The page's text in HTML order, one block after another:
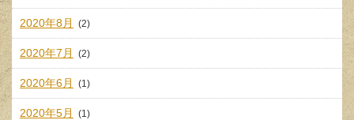
2020年8月 (2)
2020年7月 (2)
2020年6月 (1)
2020年5月 (1)